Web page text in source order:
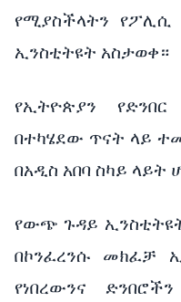
የሚያስችላትን
ኢንስቲትዩት አስታወቀ።
የኢትዮጵያን
በተካሄደው ጥናት ላይ
በአዲስ አበባ ስካይ ላይት
የውጭ ጉዳይ
በኮንፈረንሱ መክፈቻ
የነበረውንና